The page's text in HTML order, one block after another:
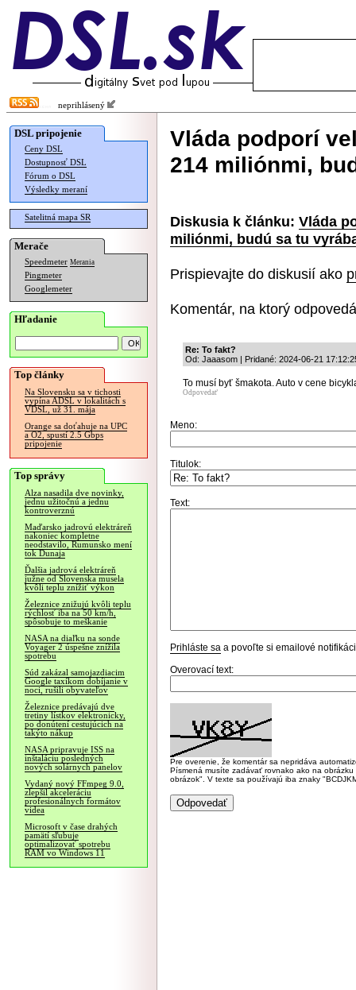
neprihlásený
DSL pripojenie
Ceny DSL
Dostupnosť DSL
Fórum o DSL
Výsledky meraní
Satelitná mapa SR
Merače
Speedmeter Merania
Pingmeter
Googlemeter
Hľadanie
Top články
Na Slovensku sa v tichosti
vypína ADSL v lokalitách s
VDSL, už 31. mája
Orange sa doťahuje na UPC
a O2, spustí 2.5 Gbps
pripojenie
Top správy
Alza nasadila dve novinky,
jednu užitočnú a jednu
kontroverznú
Maďarsko jadrovú elektráreň
nakoniec kompletne
neodstavilo, Rumunsko mení
tok Dunaja
Ďalšia jadrová elektráreň
južne od Slovenska musela
kvôli teplu znížiť výkon
Železnice znižujú kvôli teplu
rýchlosť iba na 50 km/h,
spôsobuje to meškanie
NASA na diaľku na sonde
Voyager 2 úspešne znížila
spotrebu
Súd zakázal samojazdiacim
Google taxíkom dobíjanie v
noci, rušili obyvateľov
Železnice predávajú dve
tretiny lístkov elektronicky,
po donútení cestujúcich na
takýto nákup
NASA pripravuje ISS na
inštaláciu posledných
nových solárnych panelov
Vydaný nový FFmpeg 9.0,
zlepšil akceleráciu
profesionálnych formátov
videa
Microsoft v čase drahých
pamätí sľubuje
optimalizovať spotrebu
RAM vo Windows 11
Vláda podporí
214 miliónmi,
Diskusia k článku: Vláda
miliónmi, budú sa tu
Prispievajte do diskusií ako
Komentár, na ktorý
Re: To fakt?
Od: Jaaasom | Pridané: 2024-06-21
To musí byť šmakota. Auto v cene
Odpovedať
Meno:
Titulok:
Text:
Prihláste sa a povoľte si emailové
Overovací text:
Pre overenie, že komentár sa nepridáva
Písmená musíte zadávať rovnako ako na
obrázok". V texte sa používajú iba znaky